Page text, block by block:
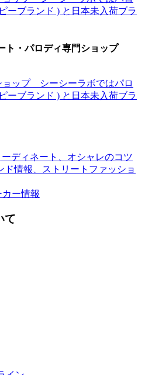
ト・パロディ専門ショップ
ディネート、オシャレのコツ
ド情報、ストリートファッショ
ー情報
て